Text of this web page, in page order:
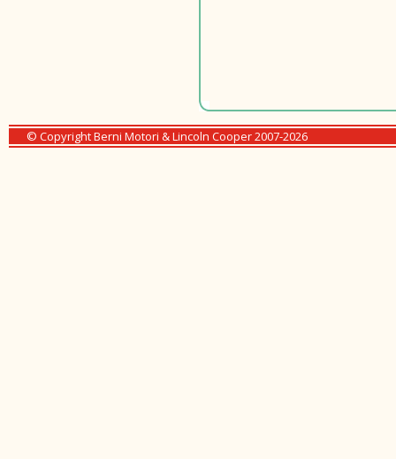
© Copyright Berni Motori & Lincoln Cooper 2007-2026